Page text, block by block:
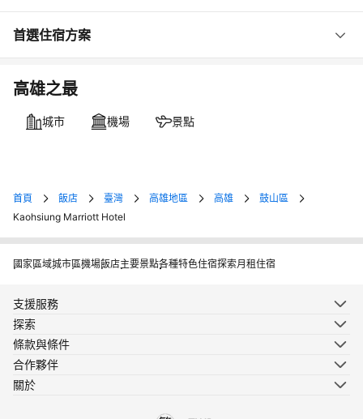
首選住宿方案
高雄之最
城市 機場 景點
首頁 飯店 臺灣 高雄地區 高雄
鼓山區
Kaohsiung Marriott Hotel
國家區域城市區機場飯店主要景點各種特色住宿探索月租住宿
支援服務
探索
條款與條件
合作夥伴
關於